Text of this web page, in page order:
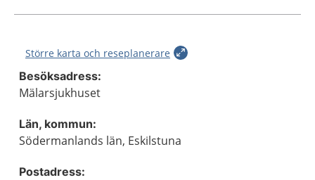
Större karta och reseplanerare
Besöksadress:
Mälarsjukhuset
Län, kommun:
Södermanlands län, Eskilstuna
Postadress: